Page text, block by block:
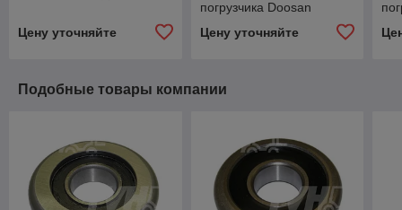
Цену уточняйте
погрузчика Doosan
Цену уточняйте
Подобные товары компании